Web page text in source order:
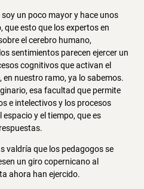
un poco mayor y hace unos
esto que los expertos en
el cerebro humano,
sentimientos parecen ejercer un
cognitivos que activan el
en nuestro ramo, ya lo sabemos.
esa facultad que permite
e intelectivos y los procesos
y el tiempo, que es
valdría que los pedagogos se
un giro copernicano al
ahora han ejercido.